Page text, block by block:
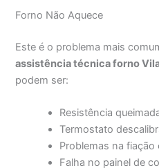
Forno Não Aquece
Este é o problema mais
assistência técnica forno
podem ser:
Resistência
Termostato
Problemas na fiação
Falha no painel de